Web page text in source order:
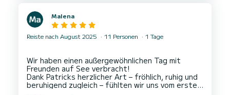
Malena
Reiste nach August 2025 11 Personen 1 Tage
Wir haben einen außergewöhnlichen Tag mit
Freunden auf See verbracht!
Dank Patricks herzlicher Art – fröhlich, ruhig und
beruhigend zugleich – fühlten wir uns vom ersten